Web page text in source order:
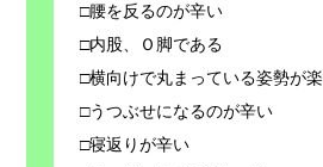
□腰を反るのが辛い
□内股、Ｏ脚である
□横向けで丸まっている姿勢が楽
□うつぶせになるのが辛い
□寝返りが辛い